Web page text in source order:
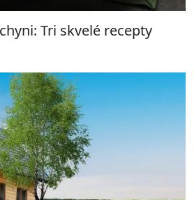
Tri skvelé recepty